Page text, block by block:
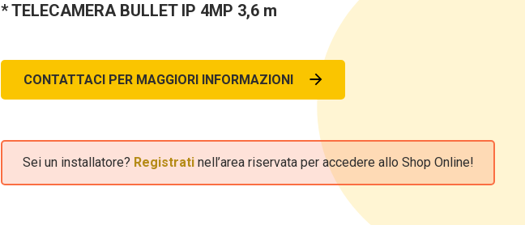
* TELECAMERA BULLET IP 4MP 3,6 m
CONTATTACI PER MAGGIORI INFORMAZIONI
Sei un installatore? Registratinell’area riservata per accedere allo Shop Online!